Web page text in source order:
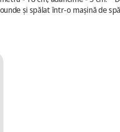
și spălat într-o mașină de